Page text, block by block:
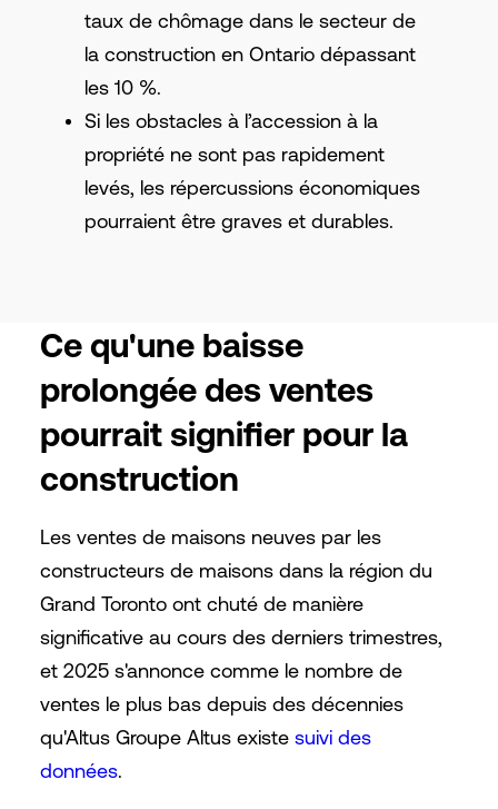
taux de chômage dans le secteur de
la construction en Ontario dépassant
les 10 %.
Si les obstacles à l’accession à la
propriété ne sont pas rapidement
levés, les répercussions économiques
pourraient être graves et durables.
Ce qu'une baisse
prolongée des ventes
pourrait signifier pour la
construction
Les ventes de maisons neuves par les
constructeurs de maisons dans la région du
Grand Toronto ont chuté de manière
significative au cours des derniers trimestres,
et 2025 s'annonce comme le nombre de
ventes le plus bas depuis des décennies
qu'Altus Groupe Altus existe suivi des
données.